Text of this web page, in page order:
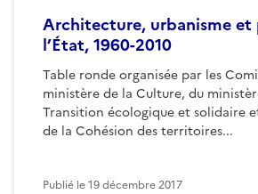
Architecture, urbanisme et
l’État, 1960-2010
Table ronde organisée par les
ministère de la Culture, du
Transition écologique et solidaire
de la Cohésion des territoires...
Publié le19 décembre 2017